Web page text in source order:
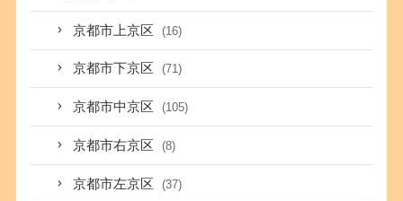
京都市上京区 (16)
京都市下京区 (71)
京都市中京区 (105)
京都市右京区 (8)
京都市左京区 (37)